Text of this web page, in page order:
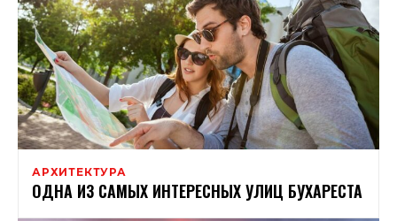
АРХИТЕКТУРА
ОДНА ИЗ САМЫХ ИНТЕРЕСНЫХ УЛИЦ БУХАРЕСТА